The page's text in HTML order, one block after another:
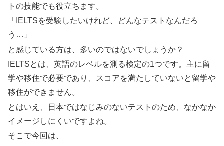
トの技能でも役立ちます。
「IELTSを受験したいけれど、どんなテストなんだろ
う…」
と感じている方は、多いのではないでしょうか？
IELTSとは、英語のレベルを測る検定の1つです。主に留
学や移住で必要であり、スコアを満たしていないと留学や
移住ができません。
とはいえ、日本ではなじみのないテストのため、なかなか
イメージしにくいですよね。
そこで今回は、